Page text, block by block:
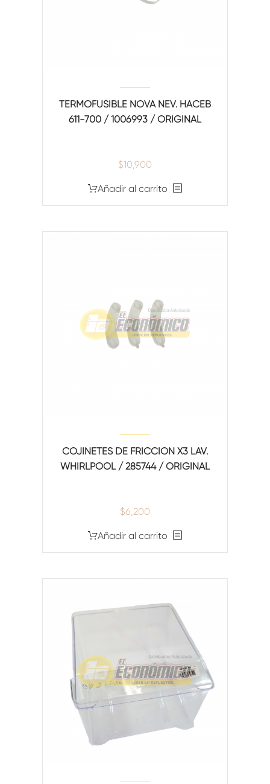
TERMOFUSIBLE NOVA NEV. HACEB
611-700 / 1006993 / ORIGINAL
$10,900
Añadir al carrito
COJINETES DE FRICCION X3 LAV.
WHIRLPOOL / 285744 / ORIGINAL
$6,200
Añadir al carrito